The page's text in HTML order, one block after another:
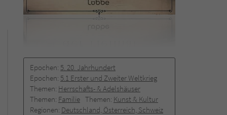
Epochen: 5. 20. Jahrhundert
Epochen: 5.1 Erster und Zweiter Weltkrieg
Themen: Herrschafts- & Adelshäuser
Themen: Familie Themen: Kunst & Kultur
Regionen: Deutschland, Österreich, Schweiz